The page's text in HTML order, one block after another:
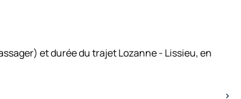
et durée du trajet Lozanne - Lissieu, en